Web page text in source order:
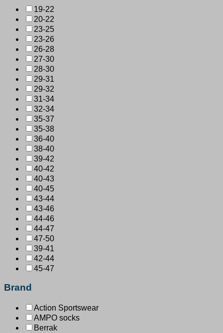
19-22
20-22
23-25
23-26
26-28
27-30
28-30
29-31
29-32
31-34
32-34
35-37
35-38
36-40
38-40
39-42
40-42
40-43
40-45
43-44
43-46
44-46
44-47
47-50
39-41
42-44
45-47
Brand
Action Sportswear
AMPO socks
Berrak